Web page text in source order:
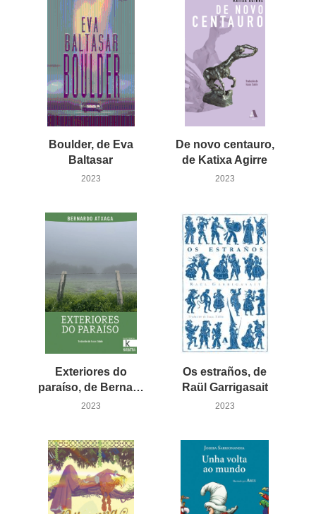
Boulder, de Eva
Baltasar
2023
De novo centauro,
de Katixa Agirre
2023
Exteriores do
paraíso, de Bernardo Atxaga
2023
Os estraños, de
Raül Garrigasait
2023